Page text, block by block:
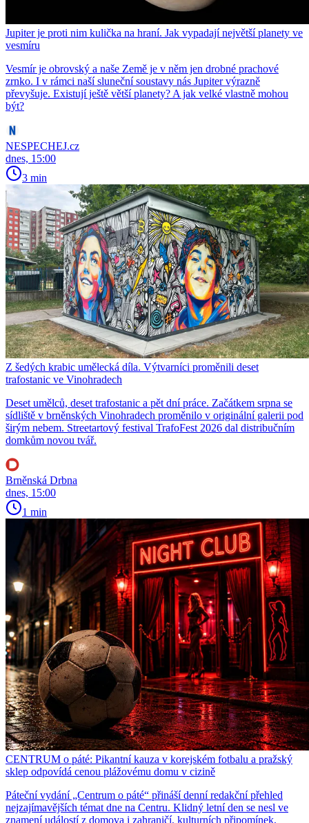
Jupiter je proti nim kulička na hraní. Jak vypadají největší planety ve
vesmíru
Vesmír je obrovský a naše Země je v něm jen drobné prachové
zrnko. I v rámci naší sluneční soustavy nás Jupiter výrazně
převyšuje. Existují ještě větší planety? A jak velké vlastně mohou
být?
NESPECHEJ.cz
dnes, 15:00
3 min
Z šedých krabic umělecká díla. Výtvarníci proměnili deset
trafostanic ve Vinohradech
Deset umělců, deset trafostanic a pět dní práce. Začátkem srpna se
sídliště v brněnských Vinohradech proměnilo v originální galerii pod
širým nebem. Streetartový festival TrafoFest 2026 dal distribučním
domkům novou tvář.
Brněnská Drbna
dnes, 15:00
1 min
CENTRUM o páté: Pikantní kauza v korejském fotbalu a pražský
sklep odpovídá cenou plážovému domu v cizině
Páteční vydání „Centrum o páté“ přináší denní redakční přehled
nejzajímavějších témat dne na Centru. Klidný letní den se nesl ve
znamení událostí z domova i zahraničí, kulturních připomínek,